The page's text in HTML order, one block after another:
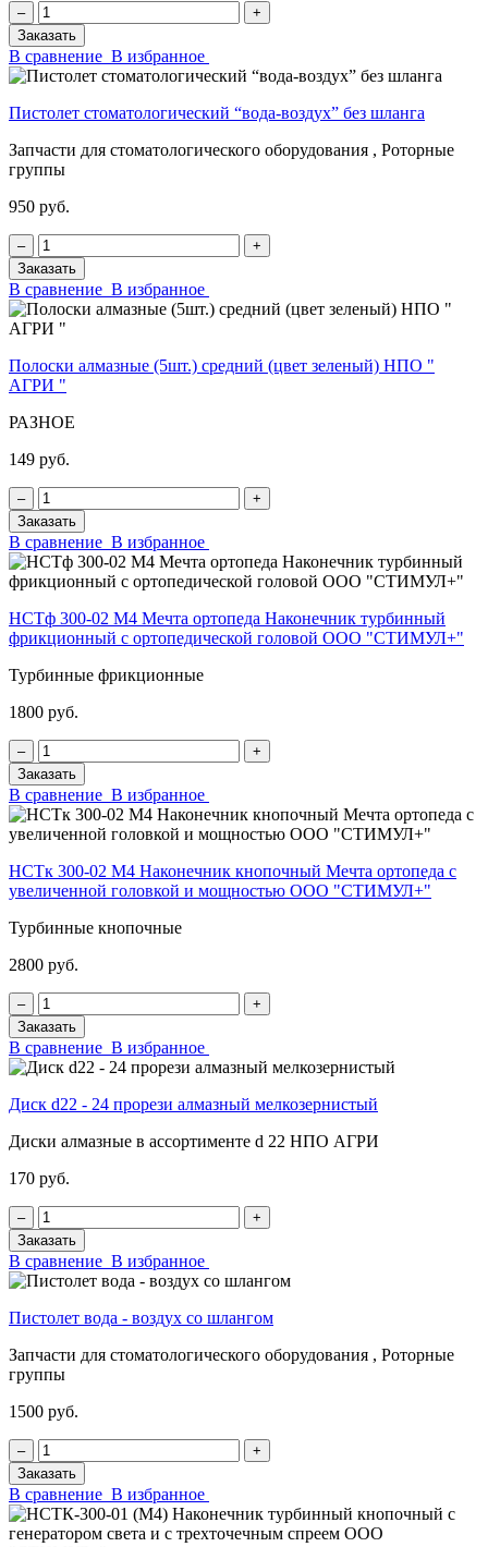
‒
+
Заказать
В сравнение В избранное
Пистолет стоматологический “вода-воздух” без шланга
Запчасти для стоматологического оборудования , Роторные
группы
950 руб.
‒
+
Заказать
В сравнение В избранное
Полоски алмазные (5шт.) средний (цвет зеленый) НПО "
АГРИ "
РАЗНОЕ
149 руб.
‒
+
Заказать
В сравнение В избранное
НСТф 300-02 М4 Мечта ортопеда Наконечник турбинный
фрикционный с ортопедической головой ООО "СТИМУЛ+"
Турбинные фрикционные
1800 руб.
‒
+
Заказать
В сравнение В избранное
НСТк 300-02 М4 Наконечник кнопочный Мечта ортопеда с
увеличенной головкой и мощностью ООО "СТИМУЛ+"
Турбинные кнопочные
2800 руб.
‒
+
Заказать
В сравнение В избранное
Диск d22 - 24 прорези алмазный мелкозернистый
Диски алмазные в ассортименте d 22 НПО АГРИ
170 руб.
‒
+
Заказать
В сравнение В избранное
Пистолет вода - воздух со шлангом
Запчасти для стоматологического оборудования , Роторные
группы
1500 руб.
‒
+
Заказать
В сравнение В избранное